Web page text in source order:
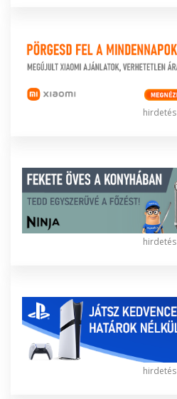
hirdetés
hirdetés
hirdetés